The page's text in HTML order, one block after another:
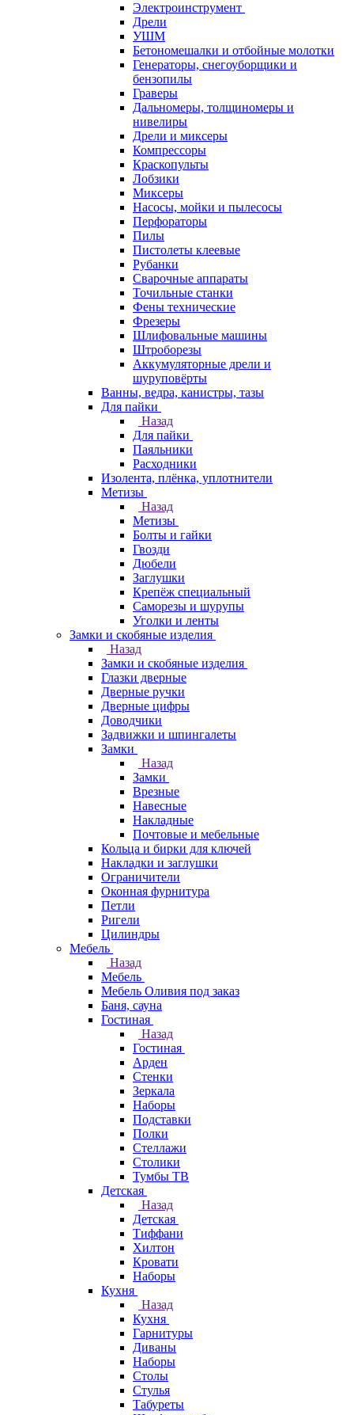
Электроинструмент
Дрели
УШМ
Бетономешалки и отбойные молотки
Генераторы, снегоуборщики и
бензопилы
Граверы
Дальномеры, толщиномеры и
нивелиры
Дрели и миксеры
Компрессоры
Краскопульты
Лобзики
Миксеры
Насосы, мойки и пылесосы
Перфораторы
Пилы
Пистолеты клеевые
Рубанки
Сварочные аппараты
Точильные станки
Фены технические
Фрезеры
Шлифовальные машины
Штроборезы
Аккумуляторные дрели и
шуруповёрты
Ванны, ведра, канистры, тазы
Для пайки
Назад
Для пайки
Паяльники
Расходники
Изолента, плёнка, уплотнители
Метизы
Назад
Метизы
Болты и гайки
Гвозди
Дюбели
Заглушки
Крепёж специальный
Саморезы и шурупы
Уголки и ленты
Замки и скобяные изделия
Назад
Замки и скобяные изделия
Глазки дверные
Дверные ручки
Дверные цифры
Доводчики
Задвижки и шпингалеты
Замки
Назад
Замки
Врезные
Навесные
Накладные
Почтовые и мебельные
Кольца и бирки для ключей
Накладки и заглушки
Ограничители
Оконная фурнитура
Петли
Ригели
Цилиндры
Мебель
Назад
Мебель
Мебель Оливия под заказ
Баня, сауна
Гостиная
Назад
Гостиная
Арден
Стенки
Зеркала
Наборы
Подставки
Полки
Стеллажи
Столики
Тумбы ТВ
Детская
Назад
Детская
Тиффани
Хилтон
Кровати
Наборы
Кухня
Назад
Кухня
Гарнитуры
Диваны
Наборы
Столы
Стулья
Табуреты